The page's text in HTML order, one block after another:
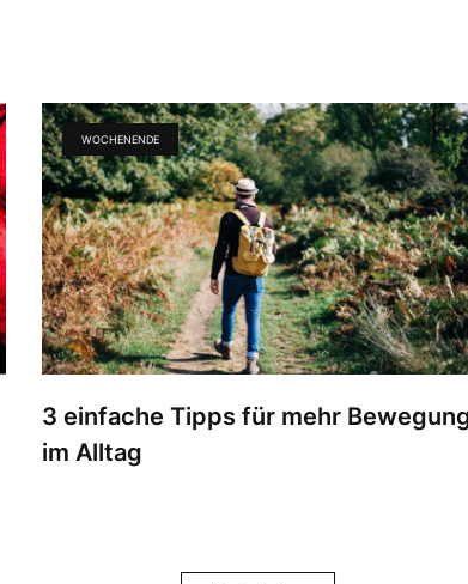
3 einfache Tipps für mehr
im Alltag
WOCHENENDE